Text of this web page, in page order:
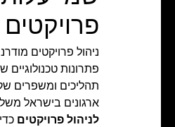
פרויקטים
ניהול פרויקטים
פתרונות
תהליכים ומשפרים
ארגונים בישראל
לניהול פרויקטים